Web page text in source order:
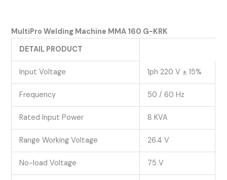
MultiPro Welding Machine MMA 160 G-KRK
DETAIL PRODUCT
Input Voltage 1ph 220 V ± 15%
Frequency 50 / 60 Hz
Rated Input Power 8 KVA
Range Working Voltage 26.4 V
No-load Voltage 75 V